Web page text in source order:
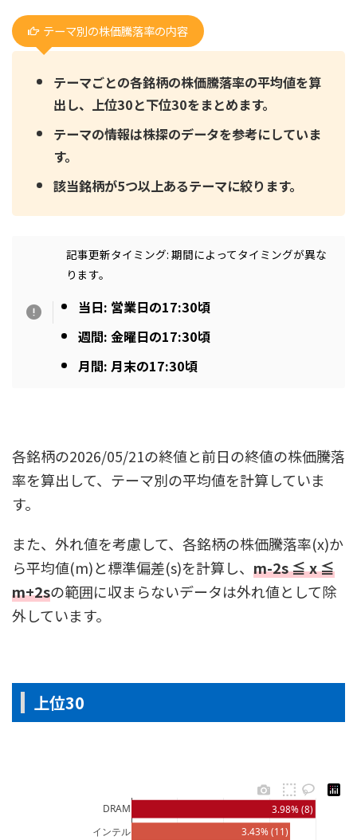
テーマ別の株価騰落率の内容
テーマごとの各銘柄の株価騰落率の平均値を算
出し、上位30と下位30をまとめます。
テーマの情報は株探のデータを参考にしていま
す。
該当銘柄が5つ以上あるテーマに絞ります。
記事更新タイミング: 期間によってタイミングが異な
ります。
当日: 営業日の17:30頃
週間: 金曜日の17:30頃
月間: 月末の17:30頃
各銘柄の2026/05/21の終値と前日の終値の株価騰落
率を算出して、テーマ別の平均値を計算していま
す。
また、外れ値を考慮して、各銘柄の株価騰落率(x)か
ら平均値(m)と標準偏差(s)を計算し、 m-2s ≦ x ≦
m+2sの範囲に収まらないデータは外れ値として除
外しています。
上位30
3.43% (11)
3.98% (8)
インテル
DRAM